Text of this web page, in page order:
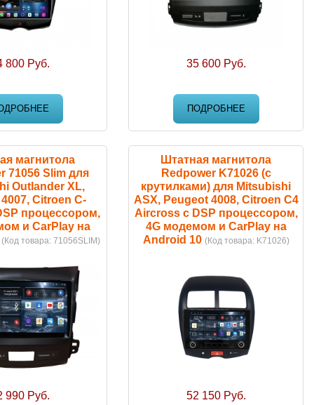
800 Руб. 35 600 Руб.
ПОДРОБНЕЕ
магнитола
71056 Slim для
Outlander XL,
Citroen C-
процессором,
и CarPlay на
(Код товара: 71056SLIM)
990 Руб.
Штатная магнитола
Redpower K71026 (с
крутилками) для Mitsubishi
ASX, Peugeot 4008, Citroen C4
Aircross с DSP процессором,
4G модемом и CarPlay на
Android 10 (Код товара: K71026)
52 150 Руб.